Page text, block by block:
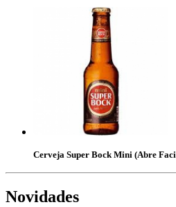
Cerveja Super Bock Mini (Abre
Novidades